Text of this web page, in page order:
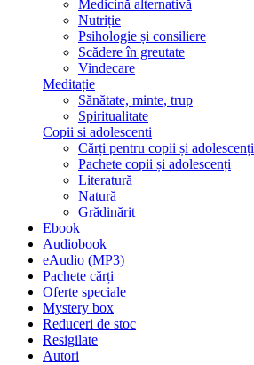
Medicină alternativă
Nutriție
Psihologie și consiliere
Scădere în greutate
Vindecare
Meditație
Sănătate, minte, trup
Spiritualitate
Copii si adolescenti
Cărți pentru copii și adolescenți
Pachete copii și adolescenți
Literatură
Natură
Grădinărit
Ebook
Audiobook
eAudio (MP3)
Pachete cărți
Oferte speciale
Mystery box
Reduceri de stoc
Resigilate
Autori